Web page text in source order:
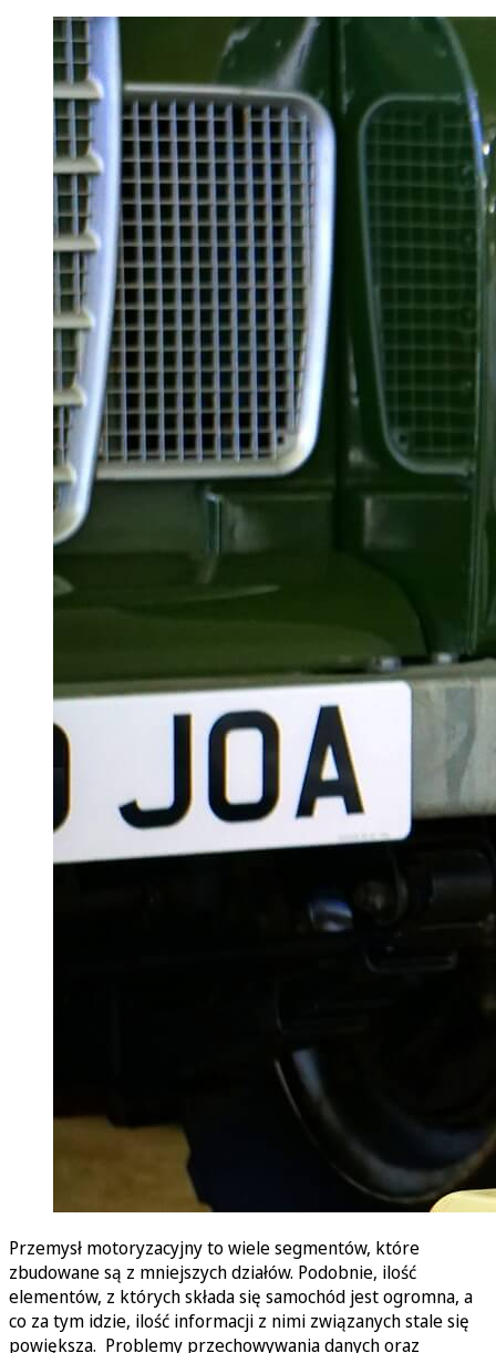
Przemysł motoryzacyjny to wiele segmentów, które
zbudowane są z mniejszych działów. Podobnie, ilość
elementów, z których składa się samochód jest ogromna, a
co za tym idzie, ilość informacji z nimi związanych stale się
powiększa. Problemy przechowywania danych oraz